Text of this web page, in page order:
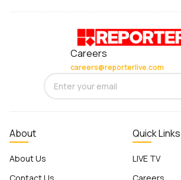
Careers
careers@reporterlive.com
About
About Us
Quick Links
LIVE TV